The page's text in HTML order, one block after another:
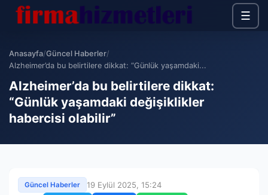
☰
Anasayfa/Güncel Haberler/
Alzheimer’da bu belirtilere dikkat: “Günlük yaşamdaki...
Alzheimer’da bu belirtilere dikkat:
“Günlük yaşamdaki değişiklikler
habercisi olabilir”
Güncel Haberler
19 Eylül 2025, 15:24